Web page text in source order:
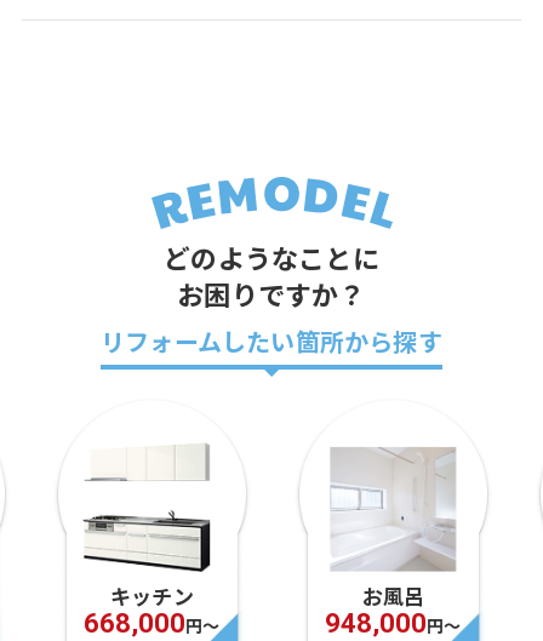
どのようなことに
お困りですか？
リフォームしたい箇所から探す
キッチン
668,000円〜
お風呂
948,000円〜